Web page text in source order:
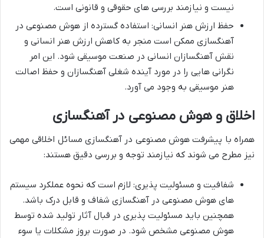
نیست و نیازمند بررسی های حقوقی و قانونی است.
حفظ ارزش هنر انسانی: استفاده گسترده از هوش مصنوعی در
آهنگسازی ممکن است منجر به کاهش ارزش هنر انسانی و
نقش آهنگسازان انسانی در صنعت موسیقی شود. این امر
نگرانی هایی را در مورد آینده شغلی آهنگسازان و حفظ اصالت
هنر موسیقی به وجود می آورد.
اخلاق و هوش مصنوعی در آهنگسازی
همراه با پیشرفت هوش مصنوعی در آهنگسازی مسائل اخلاقی مهمی
نیز مطرح می شوند که نیازمند توجه و بررسی دقیق هستند:
شفافیت و مسئولیت پذیری: لازم است که نحوه عملکرد سیستم
های هوش مصنوعی در آهنگسازی شفاف و قابل درک باشد.
همچنین باید مسئولیت پذیری در قبال آثار تولید شده توسط
هوش مصنوعی مشخص شود. در صورت بروز مشکلات یا سوء